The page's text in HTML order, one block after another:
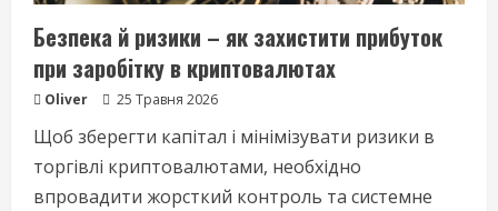
Безпека й ризики – як захистити прибуток
при заробітку в криптовалютах
Oliver 25 Травня 2026
Щоб зберегти капітал і мінімізувати ризики в
торгівлі криптовалютами, необхідно
впровадити жорсткий контроль та системне